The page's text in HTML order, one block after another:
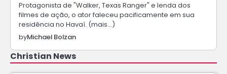
Protagonista de "Walker, Texas Ranger" e lenda dos
filmes de ação, o ator faleceu pacificamente em sua
residência no Havaí. (mais…)
byMichael Bolzan
Christian News